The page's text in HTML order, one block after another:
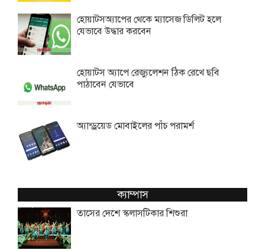
হোয়াটসঅ্যাপের থেকে ম্যাসেজ ডিলিট হলে
যেভাবে উদ্ধার করবেন
হোয়াটস অ্যাপে রেজ্যুলেশন ঠিক রেখে ছবি
পাঠাবেন যেভাবে
অ্যান্ড্রয়েড মোবাইলের পাঁচ পরামর্শ
ক্যাম্পাস
তাসের দেশে স্কলাসটিকার শিশুরা